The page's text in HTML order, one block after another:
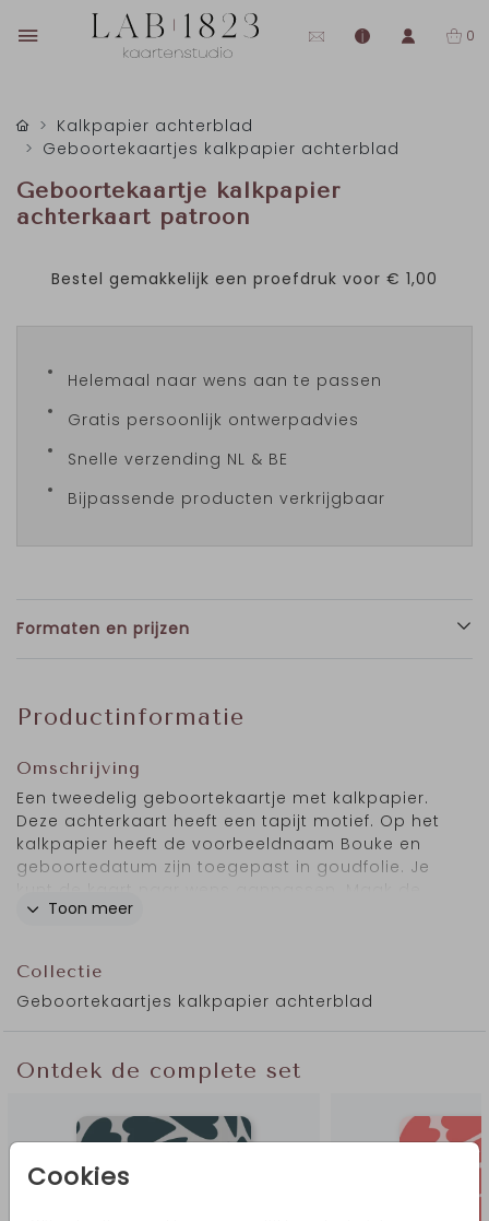
0
Cookies
Kalkpapier achterblad
Geboortekaartjes kalkpapier achterblad
Geboortekaartje kalkpapier
achterkaart patroon
Bestel gemakkelijk een proefdruk voor € 1,00
Helemaal naar wens aan te passen
Gratis persoonlijk ontwerpadvies
Snelle verzending NL & BE
Bijpassende producten verkrijgbaar
Formaten en prijzen
Productinformatie
Omschrijving
Een tweedelig geboortekaartje met kalkpapier.
Deze achterkaart heeft een tapijt motief. Op het
kalkpapier heeft de voorbeeldnaam Bouke en
geboortedatum zijn toegepast in goudfolie. Je
transparante kaart vast aan de achterkaart met
Toon meer
Collectie
Geboortekaartjes kalkpapier achterblad
Ontdek de complete set